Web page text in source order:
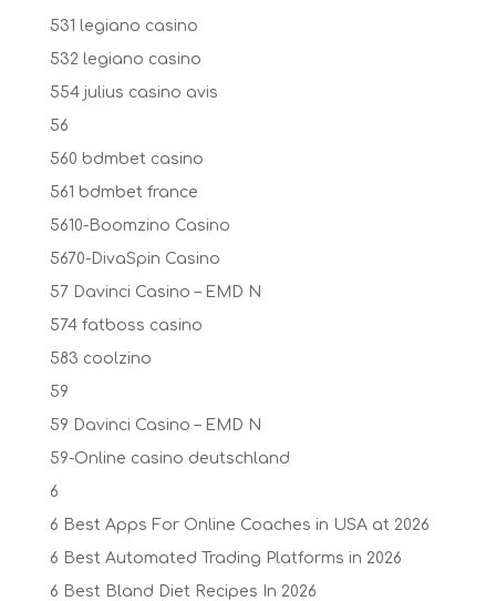
531 legiano casino
532 legiano casino
554 julius casino avis
56
560 bdmbet casino
561 bdmbet france
5610-Boomzino Casino
5670-DivaSpin Casino
57 Davinci Casino – EMD N
574 fatboss casino
583 coolzino
59
59 Davinci Casino – EMD N
59-Online casino deutschland
6
6 Best Apps For Online Coaches in USA at 2026
6 Best Automated Trading Platforms in 2026
6 Best Bland Diet Recipes In 2026